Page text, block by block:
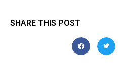
SHARE THIS POST